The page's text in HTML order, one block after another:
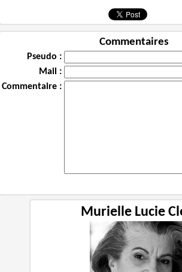
Commentaires
Pseudo :
Mail :
Commentaire :
Murielle Lucie